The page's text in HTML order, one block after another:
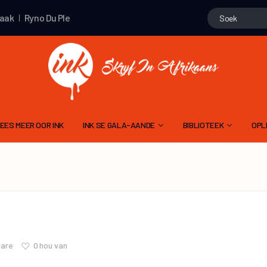
Ryno Du Plessis het ‘n nuwe publikasie gemaak Ryno Du
MEER OOR INK INK SE GALA-AANDE BIBLIOTEEK
GERT ROSSOUW SE
0 hou van